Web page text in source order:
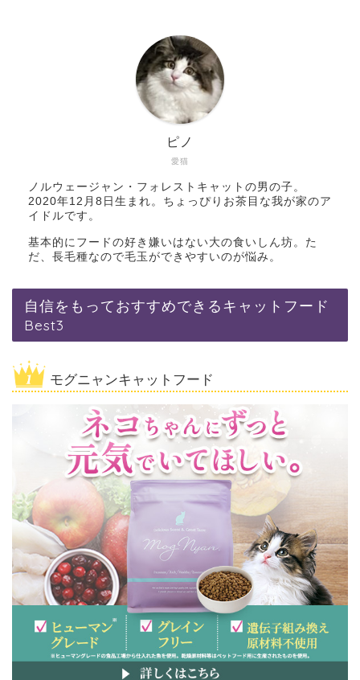
愛猫
ピノ
ノルウェージャン・フォレストキャットの男の子。
2020年12月8日生まれ。ちょっぴりお茶目な我が家のア
イドルです。
基本的にフードの好き嫌いはない大の食いしん坊。た
だ、長毛種なので毛玉ができやすいのが悩み。
自信をもっておすすめできるキャットフード
Best3
モグニャンキャットフード